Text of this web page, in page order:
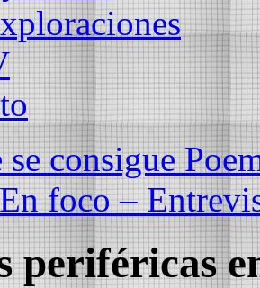
consigue
foco –
periféricas